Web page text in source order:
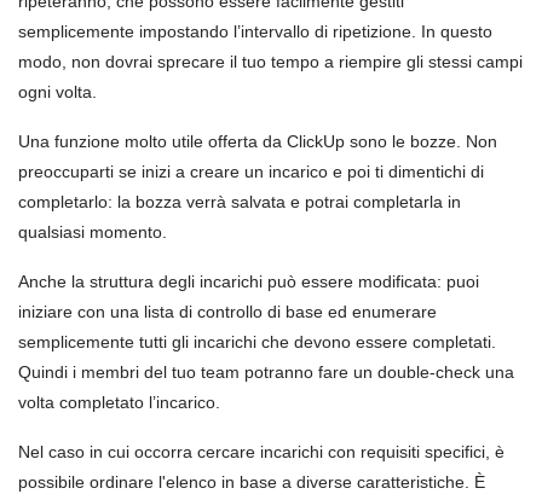
semplicemente impostando l’intervallo di ripetizione. In questo
modo, non dovrai sprecare il tuo tempo a riempire gli stessi campi
ogni volta.
Una funzione molto utile offerta da ClickUp sono le bozze. Non
preoccuparti se inizi a creare un incarico e poi ti dimentichi di
completarlo: la bozza verrà salvata e potrai completarla in
qualsiasi momento.
Anche la struttura degli incarichi può essere modificata: puoi
iniziare con una lista di controllo di base ed enumerare
semplicemente tutti gli incarichi che devono essere completati.
Quindi i membri del tuo team potranno fare un double-check una
volta completato l’incarico.
Nel caso in cui occorra cercare incarichi con requisiti specifici, è
possibile ordinare l'elenco in base a diverse caratteristiche. È